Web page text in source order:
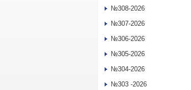
№308-2026
№307-2026
№306-2026
№305-2026
№304-2026
№303 -2026